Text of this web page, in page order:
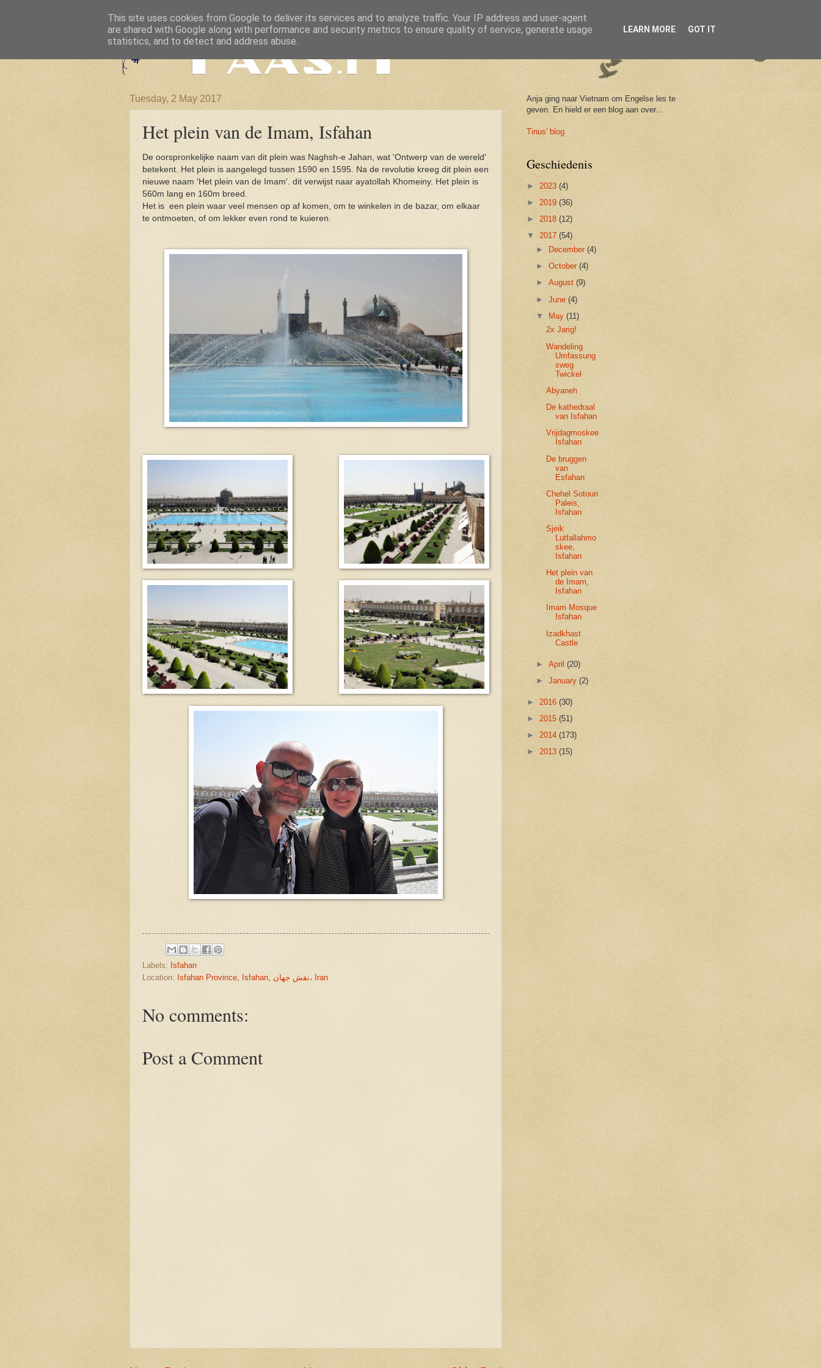
Tuesday, 2 May 2017
Het plein van de Imam, Isfahan
De oorspronkelijke naam van dit plein was Naghsh-e Jahan, wat 'Ontwerp van de wereld'
betekent. Het plein is aangelegd tussen 1590 en 1595. Na de revolutie kreeg dit plein een
nieuwe naam 'Het plein van de Imam'. dit verwijst naar ayatollah Khomeiny. Het plein is
560m lang en 160m breed.
Het is een plein waar veel mensen op af komen, om te winkelen in de bazar, om elkaar
te ontmoeten, of om lekker even rond te kuieren.
Labels: Isfahan
Location:
Isfahan Province, Isfahan, نقش جهان، Iran
No comments:
Post a Comment
Anja ging naar Vietnam om Engelse les te
geven. En hield er een blog aan over...
Tinus' blog
Geschiedenis
► 2023 (4)
► 2019 (36)
► 2018 (12)
▼ 2017 (54)
►
December(4)
►October(4)
►August(9)
►June(4)
▼
May(11)
2x Jarig!
Wandeling
Umfassung
sweg
Twickel
Abyaneh
De kathedraal
van Isfahan
Vrijdagmoskee
Isfahan
De bruggen
van
Esfahan
Chehel Sotoun
Paleis,
Isfahan
Sjeik
Lutfallahmo
skee,
Isfahan
Het plein van
de Imam,
Isfahan
Imam Mosque
Isfahan
Izadkhast
Castle
►April(20)
►January(2)
► 2016 (30)
► 2015 (51)
► 2014 (173)
► 2013 (15)
This site uses cookies from Google to deliver its services and to analyze traffic. Your IP address and user-agent
are shared with Google along with performance and security metrics to ensure quality of service, generate usage
statistics, and to detect and address abuse.
LEARN MORE GOT IT